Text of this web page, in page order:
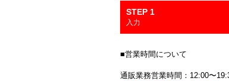
STEP 1
入力
■営業時間について
通販業務営業時間：12:00〜